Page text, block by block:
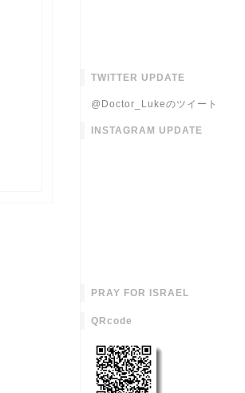
TWITTER UPDATE
@Doctor_Lukeのツイート
INSTAGRAM UPDATE
PRAY FOR ISRAEL
QRcode